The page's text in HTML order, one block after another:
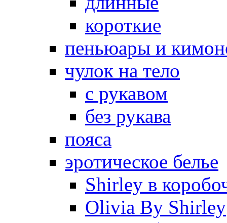
короткие
пеньюары и
чулок на тело
с рукавом
без рукава
пояса
эротическое белье
Shirley в
Olivia By Shirley